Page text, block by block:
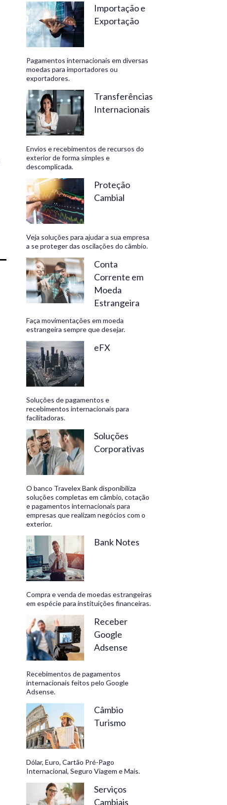
são nossos
diferenciais.
Bank,
negócios
rentáveis
Importação e
Exportação
Pagamentos internacionais em diversas
moedas para importadores ou
exportadores.
Transferências
Internacionais
Envios e recebimentos de recursos do
exterior de forma simples e
descomplicada.
Proteção
Cambial
Veja soluções para ajudar a sua empresa
a se proteger das oscilações do câmbio.
Conta
Corrente em
Moeda
Estrangeira
Faça movimentações em moeda
estrangeira sempre que desejar.
eFX
Soluções de pagamentos e
recebimentos internacionais para
facilitadoras.
Soluções
Corporativas
O banco Travelex Bank disponibiliza
soluções completas em câmbio, cotação
e pagamentos internacionais para
empresas que realizam negócios com o
exterior.
Bank Notes
Compra e venda de moedas estrangeiras
em espécie para instituições financeiras.
Receber
Google
Adsense
Recebimentos de pagamentos
internacionais feitos pelo Google
Adsense.
Câmbio
Turismo
Dólar, Euro, Cartão Pré-Pago
Internacional, Seguro Viagem e Mais.
Serviços
Cambiais